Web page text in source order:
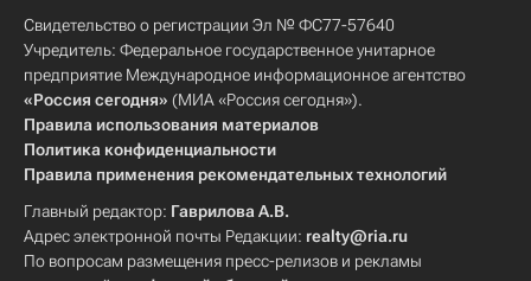
Свидетельство о регистрации Эл № ФС77-57640
Учредитель: Федеральное государственное унитарное
предприятие Международное информационное агентство
«Россия сегодня» (МИА «Россия сегодня»).
Правила использования материалов
Политика конфиденциальности
Правила применения рекомендательных технологий
Главный редактор: Гаврилова А.В.
Адрес электронной почты Редакции: realty@ria.ru
По вопросам размещения пресс-релизов и рекламы